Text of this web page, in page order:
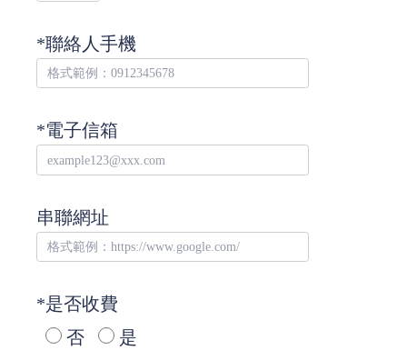
*聯絡人手機
*電子信箱
串聯網址
*是否收費
否
是